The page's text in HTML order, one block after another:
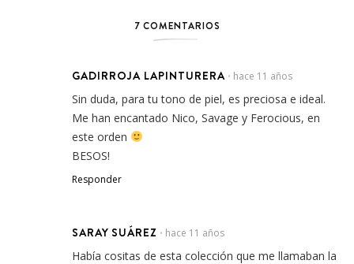
7 COMENTARIOS
GADIRROJA LAPINTURERA • hace 11 años
Sin duda, para tu tono de piel, es preciosa e ideal.
Me han encantado Nico, Savage y Ferocious, en
este orden
BESOS!
Responder
SARAY SUÁREZ • hace 11 años
Había cositas de esta colección que me llamaban la